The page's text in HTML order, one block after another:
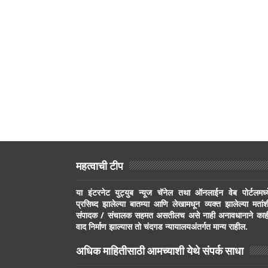
महत्वाची टीप
या इंटरनेट युट्युब न्यूज चॅनेल तथा ऑनलाईन वेब
प्रसिध्द झालेल्या बातम्या आणि लेखामधून व्यक्त झालेल्या
संपादक / संचालक सहमत असतीलच असे नाही अनावधानाने
वाद निर्माण झाल्यास तो चंदगड न्यायालयअंतर्गत मान्य राहील.
अधिक माहितीसाठी आमच्याशी येथे संपर्क साधा